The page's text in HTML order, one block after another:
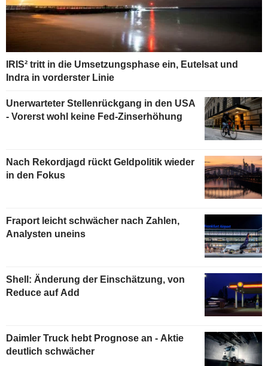
IRIS² tritt in die Umsetzungsphase ein, Eutelsat und
Indra in vorderster Linie
Unerwarteter Stellenrückgang in den USA
- Vorerst wohl keine Fed-Zinserhöhung
Nach Rekordjagd rückt Geldpolitik wieder
in den Fokus
Fraport leicht schwächer nach Zahlen,
Analysten uneins
Shell: Änderung der Einschätzung, von
Reduce auf Add
Daimler Truck hebt Prognose an - Aktie
deutlich schwächer